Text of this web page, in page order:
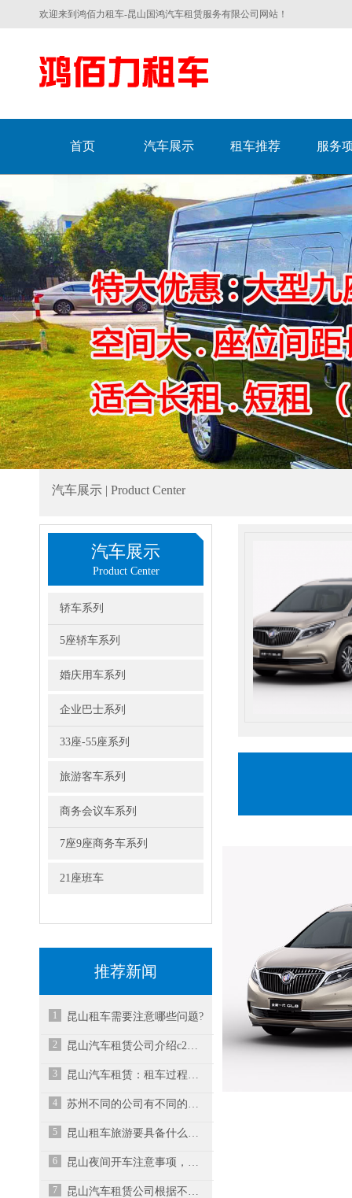
欢迎来到鸿佰力租车-昆山国鸿汽车租赁服务有限公司网站！
首页 汽车展示 租车推荐 服务
汽车展示 | Product Center
汽车展示
Product Center
轿车系列
5座轿车系列
婚庆用车系列
企业巴士系列
33座-55座系列
旅游客车系列
商务会议车系列
7座9座商务车系列
21座班车
推荐新闻
1 昆山租车需要注意哪些问题?
2 昆山汽车租赁公司介绍c2是手动挡还是自动挡？
3 昆山汽车租赁：租车过程需注意事项有哪些？
4 苏州不同的公司有不同的租车范围
5 昆山租车旅游要具备什么条件?
6 昆山夜间开车注意事项，你知道多少呢？
7 昆山汽车租赁公司根据不同车型，收取相应的押金